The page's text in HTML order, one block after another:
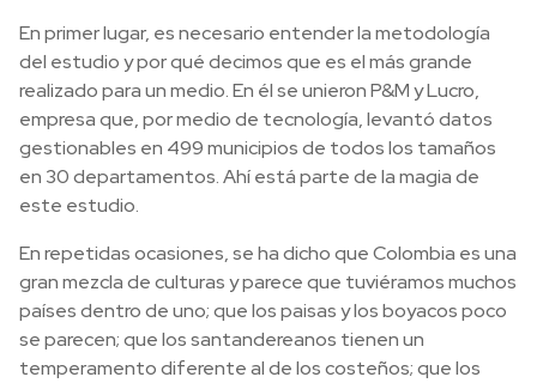
En primer lugar, es necesario entender la metodología
del estudio y por qué decimos que es el más grande
realizado para un medio. En él se unieron P&M y Lucro,
empresa que, por medio de tecnología, levantó datos
gestionables en 499 municipios de todos los tamaños
en 30 departamentos. Ahí está parte de la magia de
este estudio.
En repetidas ocasiones, se ha dicho que Colombia es una
gran mezcla de culturas y parece que tuviéramos muchos
países dentro de uno; que los paisas y los boyacos poco
se parecen; que los santandereanos tienen un
temperamento diferente al de los costeños; que los